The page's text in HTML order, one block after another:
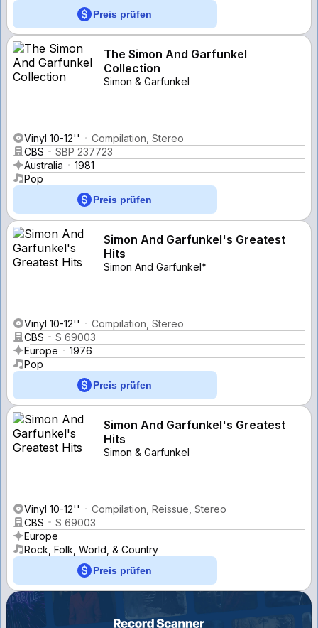
Preis prüfen
The Simon And Garfunkel
Collection
Simon & Garfunkel
Vinyl 10-12''
Compilation, Stereo
CBS
SBP 237723
Australia
1981
Pop
Preis prüfen
Simon And Garfunkel's Greatest
Hits
Simon And Garfunkel*
Vinyl 10-12''
Compilation, Stereo
CBS
S 69003
Europe
1976
Pop
Preis prüfen
Simon And Garfunkel's Greatest
Hits
Simon & Garfunkel
Vinyl 10-12''
Compilation, Reissue, Stereo
CBS
S 69003
Europe
Rock, Folk, World, & Country
Preis prüfen